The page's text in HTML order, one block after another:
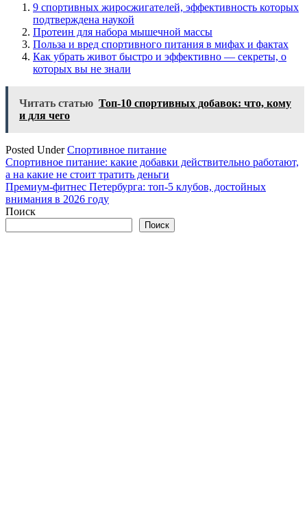
9 спортивных жиросжигателей, эффективность которых
подтверждена наукой
Протеин для набора мышечной массы
Польза и вред спортивного питания в мифах и фактах
Как убрать живот быстро и эффективно — секреты, о
которых вы не знали
Читать статью Топ-10 спортивных добавок: что, кому
и для чего
Posted UnderСпортивное питание
Навигация
по
записям
Спортивное питание: какие добавки действительно работают,
а на какие не стоит тратить деньги
Премиум‑фитнес Петербурга: топ‑5 клубов, достойных
внимания в 2026 году
Поиск
Поиск